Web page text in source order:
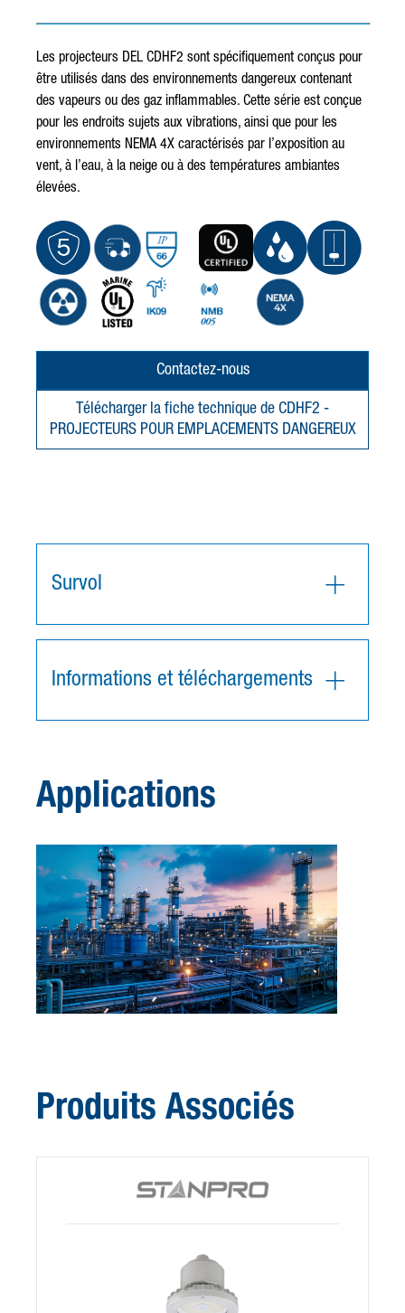
Les projecteurs DEL CDHF2 sont spécifiquement conçus pour
être utilisés dans des environnements dangereux contenant
des vapeurs ou des gaz inflammables. Cette série est conçue
pour les endroits sujets aux vibrations, ainsi que pour les
environnements NEMA 4X caractérisés par l’exposition au
vent, à l’eau, à la neige ou à des températures ambiantes
élevées.
Contactez-nous
Télécharger la fiche technique de CDHF2 -
PROJECTEURS POUR EMPLACEMENTS DANGEREUX
Survol
Informations et téléchargements
Applications
Produits Associés